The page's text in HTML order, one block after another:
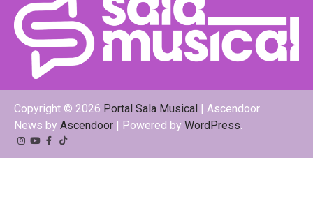
Copyright © 2026 Portal Sala Musical
| Ascendoor
News by Ascendoor | Powered by WordPress.
Instagram
YouTube
Facebook
Tiktok